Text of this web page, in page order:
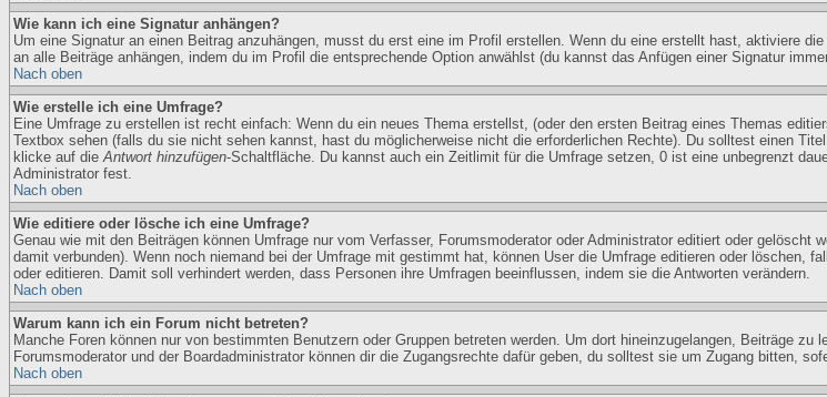
Wie kann ich eine Signatur anhängen?
Um eine Signatur an einen Beitrag anzuhängen, musst du erst eine im Profil erstellen. Wenn du eine erstellt hast, aktiviere die
an alle Beiträge anhängen, indem du im Profil die entsprechende Option anwählst (du kannst das Anfügen einer Signatur
Nach oben
Wie erstelle ich eine Umfrage?
Eine Umfrage zu erstellen ist recht einfach: Wenn du ein neues Thema erstellst, (oder den ersten Beitrag eines Themas
Textbox sehen (falls du sie nicht sehen kannst, hast du möglicherweise nicht die erforderlichen Rechte). Du solltest einen
klicke auf dieAntwort hinzufügen-Schaltfläche. Du kannst auch ein Zeitlimit für die Umfrage setzen, 0 ist eine unbegrenzt
Administrator fest.
Nach oben
Wie editiere oder lösche ich eine Umfrage?
Genau wie mit den Beiträgen können Umfrage nur vom Verfasser, Forumsmoderator oder Administrator editiert oder
damit verbunden). Wenn noch niemand bei der Umfrage mit gestimmt hat, können User die Umfrage editieren oder löschen,
oder editieren. Damit soll verhindert werden, dass Personen ihre Umfragen beeinflussen, indem sie die Antworten verändern.
Nach oben
Warum kann ich ein Forum nicht betreten?
Manche Foren können nur von bestimmten Benutzern oder Gruppen betreten werden. Um dort hineinzugelangen, Beiträge
Forumsmoderator und der Boardadministrator können dir die Zugangsrechte dafür geben, du solltest sie um Zugang bitten,
Nach oben